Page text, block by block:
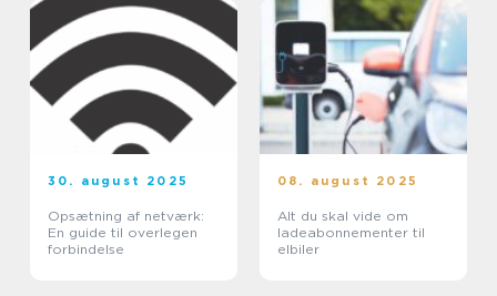
30. august 2025
Opsætning af netværk:
En guide til overlegen
forbindelse
08. august 2025
Alt du skal vide om
ladeabonnementer til
elbiler